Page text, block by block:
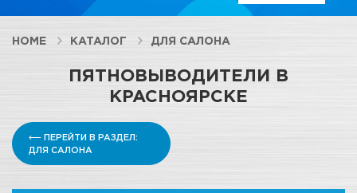
HOME КАТАЛОГ ДЛЯ САЛОНА
ПЯТНОВЫВОДИТЕЛИ В
КРАСНОЯРСКЕ
⟵ ПЕРЕЙТИ В РАЗДЕЛ:
ДЛЯ САЛОНА